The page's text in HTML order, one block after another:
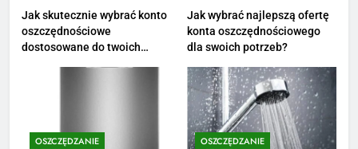
stanowisku
ZAROBKI
Ile zarabia florysta — średnie
zarobki, dodatki i sposoby na
podwyżkę
Jak skutecznie wybrać konto
oszczędnościowe
dostosowane do twoich
Jak wybrać najlepszą ofertę
konta oszczędnościowego
dla swoich potrzeb?
OSZCZĘDZANIE OSZCZĘDZANIE